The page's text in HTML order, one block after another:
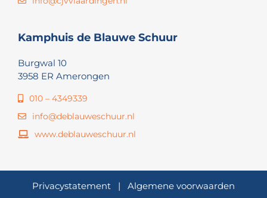
Kamphuis de Blauwe Schuur
Burgwal 10
3958 ER Amerongen
010 – 4349339
info@deblauweschuur.nl
www.deblauweschuur.nl
Privacystatement | Algemene voorwaarden